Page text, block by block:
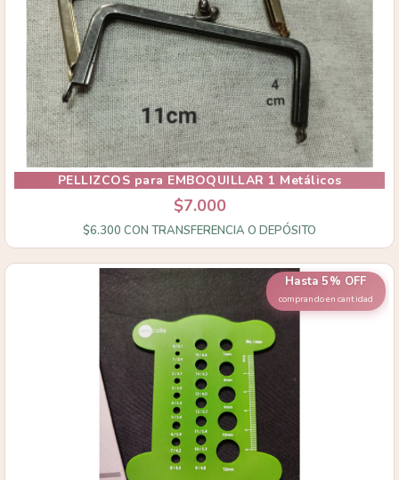
PELLIZCOS para EMBOQUILLAR 1 Metálicos
$7.000
$6.300 CON TRANSFERENCIA O DEPÓSITO
Hasta 5% OFF
comprando en cantidad